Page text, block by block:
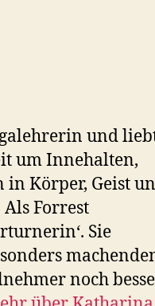
und
um Innehalten,
in Körper, Geist
Forrest
Sie
noch